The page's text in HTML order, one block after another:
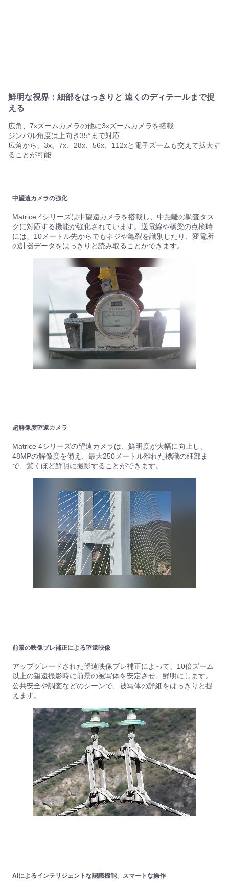
鮮明な視界：細部をはっきりと 遠くのディテールまで捉
える
広角、7xズームカメラの他に3xズームカメラを搭載
ジンバル角度は上向き35°まで対応
広角から、3x、7x、28x、56x、112xと電子ズームも交えて拡大す
ることが可能
中望遠カメラの強化
Matrice 4シリーズは中望遠カメラを搭載し、中距離の調査タス
クに対応する機能が強化されています。送電線や橋梁の点検時
には、10メートル先からでもネジや亀裂を識別したり、変電所
の計器データをはっきりと読み取ることができます。
超解像度望遠カメラ
Matrice 4シリーズの望遠カメラは、鮮明度が大幅に向上し、
48MPの解像度を備え、最大250メートル離れた標識の細部ま
で、驚くほど鮮明に撮影することができます。
前景の映像ブレ補正による望遠映像
アップグレードされた望遠映像ブレ補正によって、10倍ズーム
以上の望遠撮影時に前景の被写体を安定させ、鮮明にします。
公共安全や調査などのシーンで、被写体の詳細をはっきりと捉
えます。
AIによるインテリジェントな認識機能、スマートな操作